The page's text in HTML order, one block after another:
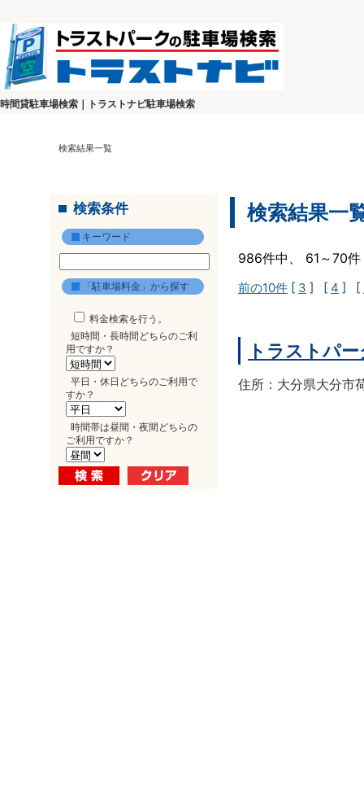
時間貸駐車場検索｜トラストナビ駐車場検索
検索結果一覧
検索条件
キーワード
「駐車場料金」から探す
料金検索を行う。
短時間・長時間どちらのご利
用ですか？
平日・休日どちらのご利用で
すか？
時間帯は昼間・夜間どちらの
ご利用ですか？
検索結果一
986件中、 61～70
前の10件 [ 3 ] [ 4 ] [
トラストパ
住所：大分県大分市